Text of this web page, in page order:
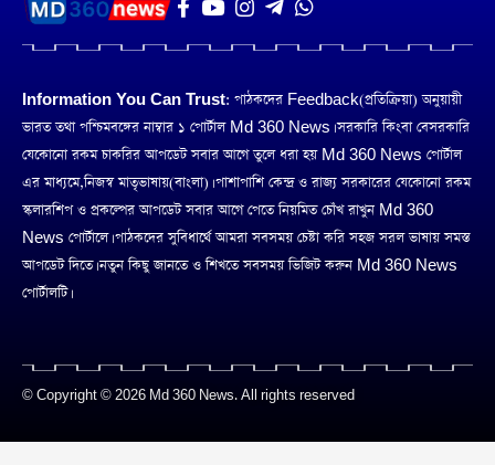
Information You Can Trust: পাঠকদের Feedback(প্রতিক্রিয়া) অনুয়ায়ী
ভারত তথা পশ্চিমবঙ্গের নাম্বার ১ পোর্টাল Md 360 News। সরকারি কিংবা বেসরকারি
যেকোনো রকম চাকরির আপডেট সবার আগে তুলে ধরা হয় Md 360 News পোর্টাল
এর মাধ্যমে,নিজস্ব মাতৃভাষায়(বাংলা)। পাশাপাশি কেন্দ্র ও রাজ্য সরকারের যেকোনো রকম
স্কলারশিপ ও প্রকল্পের আপডেট সবার আগে পেতে নিয়মিত চোঁখ রাখুন Md 360
News পোর্টালে। পাঠকদের সুবিধার্থে আমরা সবসময় চেষ্টা করি সহজ সরল ভাষায় সমস্ত
আপডেট দিতে। নতুন কিছু জানতে ও শিখতে সবসময় ভিজিট করুন Md 360 News
পোর্টালটি।
© Copyright © 2026 Md 360 News. All rights reserved